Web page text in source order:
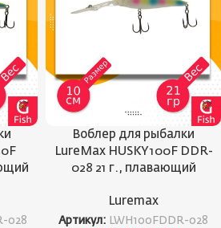
028
Воблер для рыбалки
LureMax HUSKY 100F DDR-
028 21 г., плавающий
Luremax
Артикул: LWH100FDDR-028